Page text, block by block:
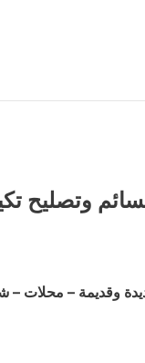
وتصليح
وقديمة – محلات